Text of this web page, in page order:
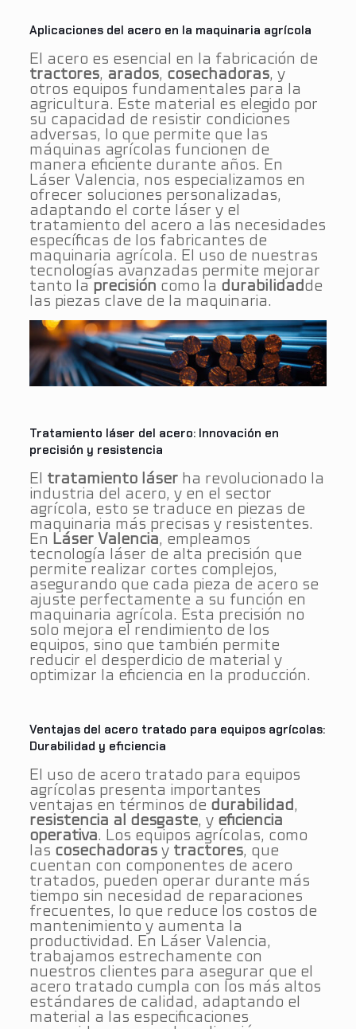
Aplicaciones del acero en la maquinaria agrícola
El acero es esencial en la fabricación de
tractores, arados, cosechadoras, y
otros equipos fundamentales para la
agricultura. Este material es elegido por
su capacidad de resistir condiciones
adversas, lo que permite que las
máquinas agrícolas funcionen de
manera eficiente durante años. En
Láser Valencia, nos especializamos en
ofrecer soluciones personalizadas,
adaptando el corte láser y el
tratamiento del acero a las necesidades
específicas de los fabricantes de
maquinaria agrícola. El uso de nuestras
tecnologías avanzadas permite mejorar
tanto laprecisión como la durabilidadde
las piezas clave de la maquinaria​.
Tratamiento láser del acero: Innovación en
precisión y resistencia
El tratamiento láserha revolucionado la
industria del acero, y en el sector
agrícola, esto se traduce en piezas de
maquinaria más precisas y resistentes.
En Láser Valencia, empleamos
tecnología láser de alta precisión que
permite realizar cortes complejos,
asegurando que cada pieza de acero se
ajuste perfectamente a su función en
maquinaria agrícola. Esta precisión no
solo mejora el rendimiento de los
equipos, sino que también permite
reducir el desperdicio de material y
optimizar la eficiencia en la producción​.
Ventajas del acero tratado para equipos agrícolas:
Durabilidad y eficiencia
El uso de acero tratado para equipos
agrícolas presenta importantes
ventajas en términos de durabilidad,
resistencia al desgaste, y eficiencia
operativa. Los equipos agrícolas, como
las cosechadorasy tractores, que
cuentan con componentes de acero
tratados, pueden operar durante más
tiempo sin necesidad de reparaciones
frecuentes, lo que reduce los costos de
mantenimiento y aumenta la
productividad. En Láser Valencia,
trabajamos estrechamente con
nuestros clientes para asegurar que el
acero tratado cumpla con los más altos
estándares de calidad, adaptando el
material a las especificaciones